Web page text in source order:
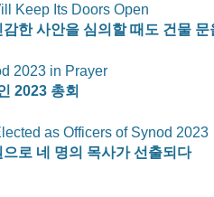
Keep Its Doors Open
한 사안을 심의할 때도 건물
2023 in Prayer
2023 총회
as Officers of Synod 2023
로 네 명의 목사가 선출되다